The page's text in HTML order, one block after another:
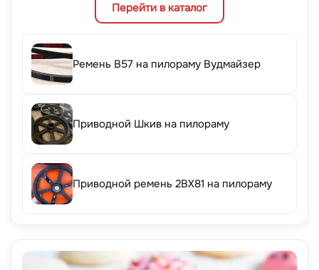
Перейти в каталог
Ремень B57 на пилораму Вудмайзер
Приводной Шкив на пилораму
Приводной ремень 2BX81 на пилораму